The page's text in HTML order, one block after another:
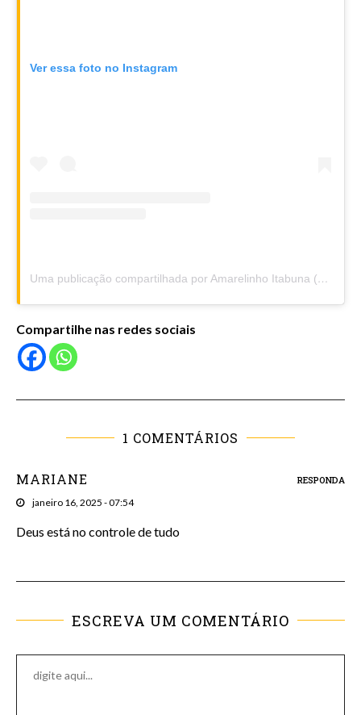
Ver essa foto no Instagram
Uma publicação compartilhada por Amarelinho Itabuna (@amarelinhoitabuna)
Compartilhe nas redes sociais
1 COMENTÁRIOS
MARIANE
janeiro 16, 2025 - 07:54
Deus está no controle de tudo
RESPONDA
ESCREVA UM COMENTÁRIO